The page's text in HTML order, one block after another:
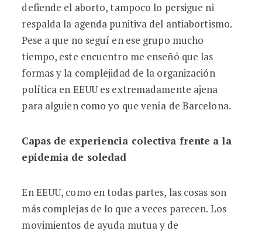
defiende el aborto, tampoco lo persigue ni
respalda la agenda punitiva del antiabortismo.
Pese a que no seguí en ese grupo mucho
tiempo, este encuentro me enseñó que las
formas y la complejidad de la organización
política en EEUU es extremadamente ajena
para alguien como yo que venía de Barcelona.
Capas de experiencia colectiva frente a la
epidemia de soledad
En EEUU, como en todas partes, las cosas son
más complejas de lo que a veces parecen. Los
movimientos de ayuda mutua y de